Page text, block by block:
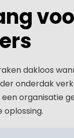
dakloos
onderdak
een organisatie
oplossing.